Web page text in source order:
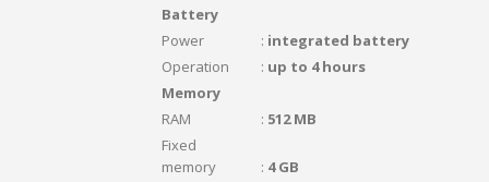
Battery
Power
: integrated battery
Operation
: up to 4 hours
Memory
RAM
: 512 MB
Fixed
memory
: 4 GB